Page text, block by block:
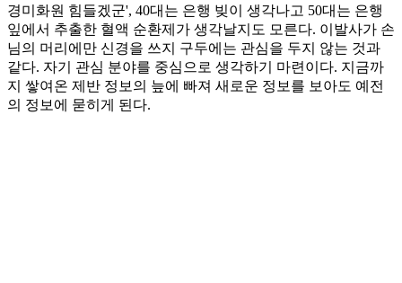
경미화원 힘들겠군', 40대는 은행 빚이 생각나고 50대는 은행
잎에서 추출한 혈액 순환제가 생각날지도 모른다. 이발사가 손
님의 머리에만 신경을 쓰지 구두에는 관심을 두지 않는 것과
같다. 자기 관심 분야를 중심으로 생각하기 마련이다. 지금까
지 쌓여온 제반 정보의 늪에 빠져 새로운 정보를 보아도 예전
의 정보에 묻히게 된다.